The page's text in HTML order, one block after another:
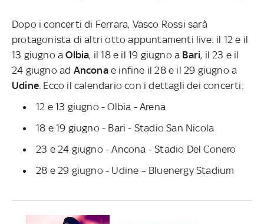
Dopo i concerti di Ferrara, Vasco Rossi sarà
protagonista di altri otto appuntamenti live: il 12 e il
13 giugno aOlbia, il 18 e il 19 giugno a Bari, il 23 e il
24 giugno ad Anconae infine il 28 e il 29 giugno a
Udine . Ecco il calendario con i dettagli dei concerti:
12 e 13 giugno - Olbia - Arena
18 e 19 giugno - Bari - Stadio San Nicola
23 e 24 giugno - Ancona - Stadio Del Conero
28 e 29 giugno - Udine – Bluenergy Stadium